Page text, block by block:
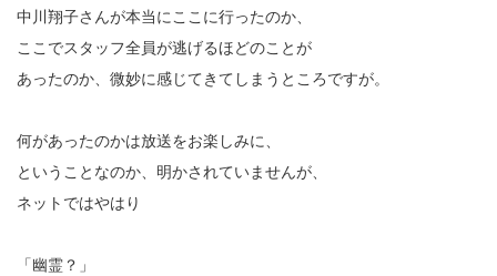
中川翔子さんが本当にここに行ったのか、
ここでスタッフ全員が逃げるほどのことが
あったのか、微妙に感じてきてしまうところですが。
何があったのかは放送をお楽しみに、
ということなのか、明かされていませんが、
ネットではやはり
「幽霊？」